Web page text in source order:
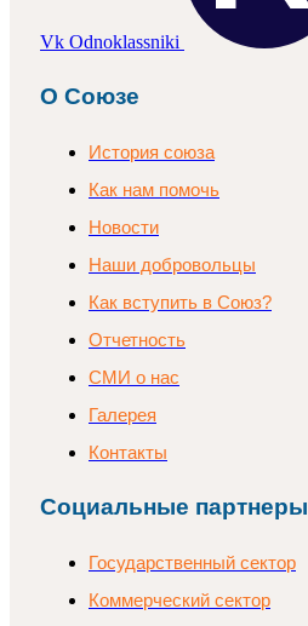
Vk Odnoklassniki
О Союзе
История союза
Как нам помочь
Новости
Наши добровольцы
Как вступить в Союз?
Отчетность
СМИ о нас
Галерея
Контакты
Социальные партнеры
Государственный сектор
Коммерческий сектор